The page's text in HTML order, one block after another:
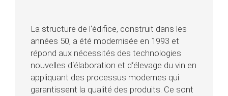
La structure de l‘édifice, construit dans les
années 50, a été modernisée en 1993 et
répond aux nécessités des technologies
nouvelles d‘élaboration et d‘élevage du vin en
appliquant des processus modernes qui
garantissent la qualité des produits. Ce sont